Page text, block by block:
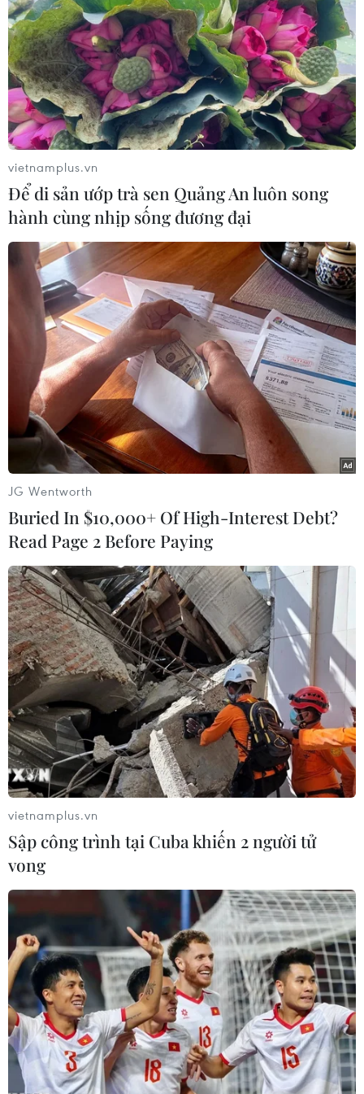
#tử hình #ma túy #Nghĩa trang Liệt sỹ
Quảng Trị
Tp. Hồ Chí Minh
Theo dõi VietnamPlus
Buôn bán, vận chuyển ma túy vào Việt Nam
Nghệ An hỗ trợ đến 5 triệu đồng mỗi tháng cho
lực lượng trực tiếp phòng, chống ma túy
TP Hồ Chí Minh: Triệt phá đường dây sản xuất,
mua bán trái phép ma túy Etomidate
Vận chuyển ma túy trong săm, lốp xe đạp, một
đối tượng lĩnh án chung thân
Sắp mở phiên tòa xét xử chuyên án ma túy liên
quan đến 4 tiếp viên hàng không
Cà Mau: “Lá chắn thép” phòng ngừa ma túy
nơi cửa biển
TIN LIÊN QUAN
Đồng Nai: Bắt nhóm đối tượng tàng trữ
2kg ma túy cùng vũ khí quân dụng
27/11/2023 22:34
Công an tỉnh Đồng Nai phát hiện nhóm đối tượng Dư
vietnamplus.vn
Để di sản ướp trà sen Quảng An luôn song
hành cùng nhịp sống đương đại
JG Wentworth
Buried In $10,000+ Of High-Interest Debt?
Read Page 2 Before Paying
vietnamplus.vn
Sập công trình tại Cuba khiến 2 người tử
vong